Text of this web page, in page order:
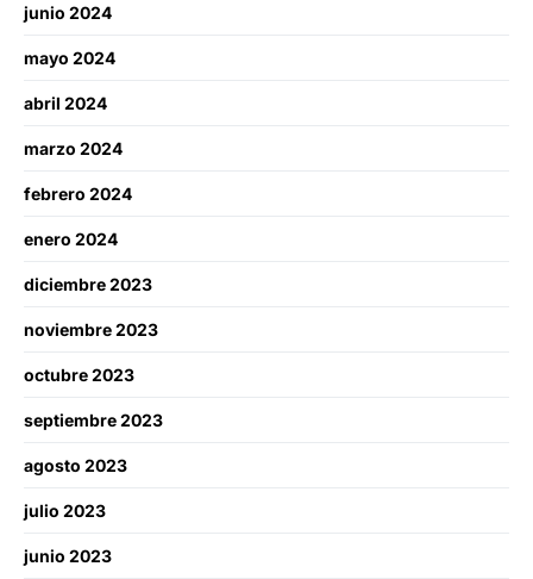
junio 2024
mayo 2024
abril 2024
marzo 2024
febrero 2024
enero 2024
diciembre 2023
noviembre 2023
octubre 2023
septiembre 2023
agosto 2023
julio 2023
junio 2023